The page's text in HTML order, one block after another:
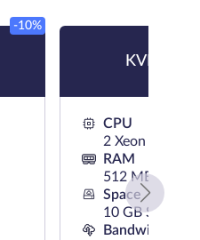
-10%
KVM-
CPU
2 Xeon Cores
RAM
512 MB
Space
10 GB SSD
Bandwidth